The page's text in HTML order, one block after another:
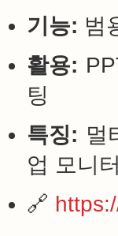
기능: 범
활용:
팅
특징: 멀
업 모니
🔗